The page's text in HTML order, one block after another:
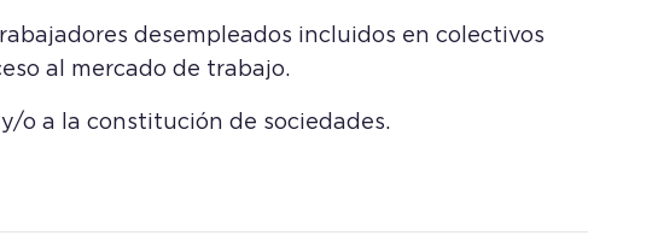
desempleados incluidos en colectivos
al mercado de trabajo.
o a la constitución de sociedades.